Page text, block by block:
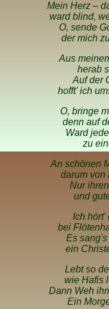
Mein Herz –
ward blind,
O, sende
der mich
Aus
herab
Auf der
hofft' ich
O, bringe
denn auf
Ward
zu
An schönen
darum von
Nur
und
Ich hört'
bei
Es
ein
Lebt so
wie Hafis
Dann Weh
Ein